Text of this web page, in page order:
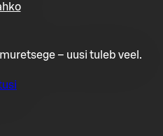
– uusi tuleb veel.